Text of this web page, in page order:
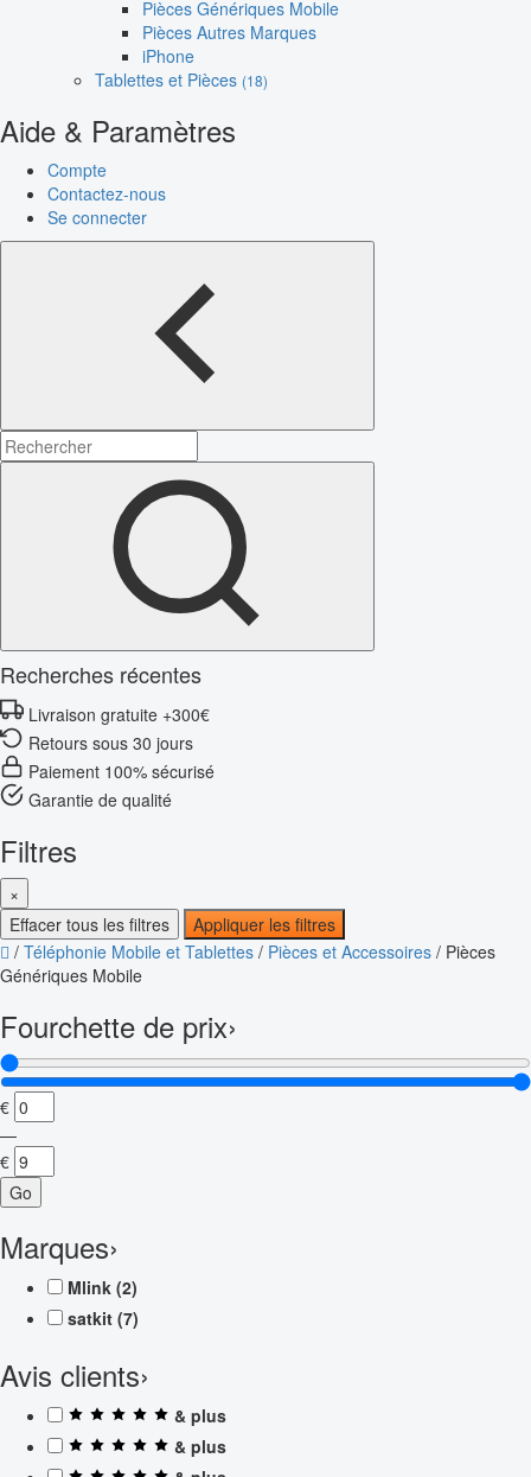
Pièces Génériques Mobile
Pièces Autres Marques
iPhone
Tablettes et Pièces (18)
Aide & Paramètres
Compte
Contactez-nous
Se connecter
Recherches récentes
Livraison gratuite +300€
Retours sous 30 jours
Paiement 100% sécurisé
Garantie de qualité
Filtres
×
Effacer tous les filtres
Appliquer les filtres
/ Téléphonie Mobile et Tablettes / Pièces et Accessoires / Pièces
Génériques Mobile
Fourchette de prix›
€
—
€
Go
Marques›
Mlink (2)
satkit (7)
Avis clients›
& plus
& plus